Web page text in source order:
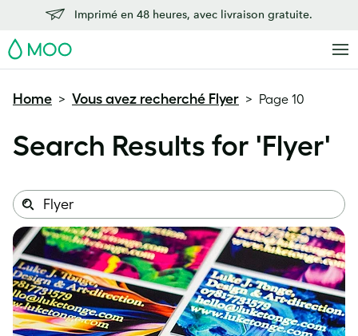
Imprimé en 48 heures, avec livraison gratuite.
MOO
Home > Vous avez recherché Flyer > Page 10
Search Results for 'Flyer'
Search
this
site:
Search